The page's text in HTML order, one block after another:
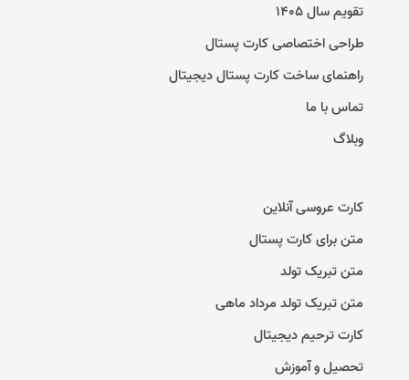
تقویم سال ۱۴۰۵
طراحی اختصاصی کارت پستال
راهنمای ساخت کارت پستال دیجیتال
تماس با ما
وبلاگ
کارت عروسی آنلاین
متن برای کارت پستال
متن تبریک تولد
متن تبریک تولد مرداد ماهی
کارت ترحیم دیجیتال
تحصیل و آموزش